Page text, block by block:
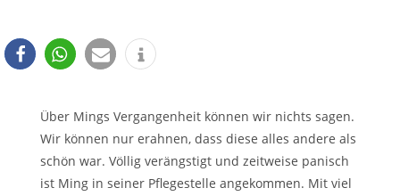
Über Mings Vergangenheit können wir nichts sagen.
Wir können nur erahnen, dass diese alles andere als
schön war. Völlig verängstigt und zeitweise panisch
ist Ming in seiner Pflegestelle angekommen. Mit viel